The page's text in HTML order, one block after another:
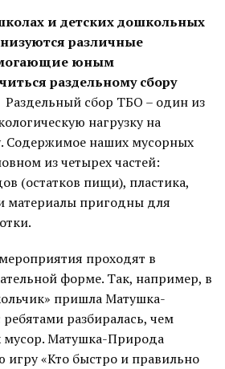
и детских дошкольных
различные
юным
раздельному сбору
Раздельный сбор ТБО – один из
нагрузку на
Содержимое наших мусорных
из четырех частей:
(остатков пищи), пластика,
материалы пригодны для
проходят в
форме. Так, например, в
пришла Матушка-
разбиралась, чем
мусор. Матушка-Природа
«Кто быстро и правильно